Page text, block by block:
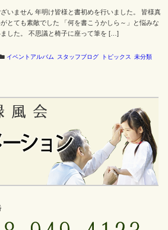
いません 年明け皆様と書初めを行いました。 皆様真
とても素敵でした 「何を書こうかしら～」と悩みな
した。 不思議と椅子に座って筆を […]
イベントアルバム スタッフブログ トピックス 未分類